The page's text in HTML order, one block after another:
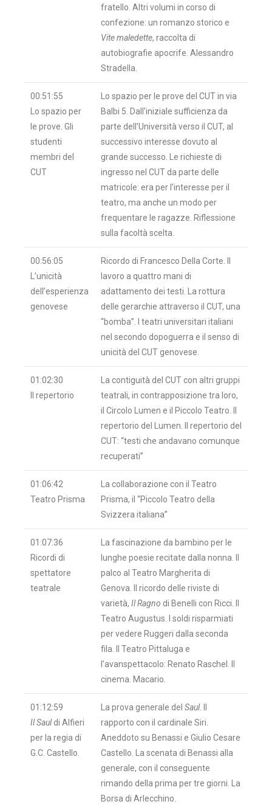
fratello. Altri volumi in corso di
confezione: un romanzo storico e
Vite maledette, raccolta di
autobiografie apocrife. Alessandro
Stradella.
00:51:55
Lo spazio per
le prove. Gli
studenti
membri del
CUT
Lo spazio per le prove del CUT in via
Balbi 5. Dall’iniziale sufficienza da
parte dell’Università verso il CUT, al
successivo interesse dovuto al
grande successo. Le richieste di
ingresso nel CUT da parte delle
matricole: era per l’interesse per il
teatro, ma anche un modo per
frequentare le ragazze. Riflessione
sulla facoltà scelta.
00:56:05
L’unicità
dell’esperienza
genovese
Ricordo di Francesco Della Corte. Il
lavoro a quattro mani di
adattamento dei testi. La rottura
delle gerarchie attraverso il CUT, una
“bomba”. I teatri universitari italiani
nel secondo dopoguerra e il senso di
unicità del CUT genovese.
01:02:30
Il repertorio
La contiguità del CUT con altri gruppi
teatrali, in contrapposizione tra loro,
il Circolo Lumen e il Piccolo Teatro. Il
repertorio del Lumen. Il repertorio del
CUT: “testi che andavano comunque
recuperati”
01:06:42
Teatro Prisma
La collaborazione con il Teatro
Prisma, il “Piccolo Teatro della
Svizzera italiana”
01:07:36
Ricordi di
spettatore
teatrale
La fascinazione da bambino per le
lunghe poesie recitate dalla nonna. Il
palco al Teatro Margherita di
Genova. Il ricordo delle riviste di
varietà, Il Ragno di Benelli con Ricci. Il
Teatro Augustus. I soldi risparmiati
per vedere Ruggeri dalla seconda
fila. Il Teatro Pittaluga e
l’avanspettacolo: Renato Raschel. Il
cinema. Macario.
01:12:59
Il Sauldi Alfieri
per la regia di
G.C. Castello.
La prova generale del Saul. Il
rapporto con il cardinale Siri.
Aneddoto su Benassi e Giulio Cesare
Castello. La scenata di Benassi alla
generale, con il conseguente
rimando della prima per tre giorni. La
Borsa di Arlecchino.